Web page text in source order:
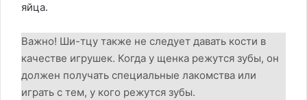
яйца.
Важно! Ши-тцу также не следует давать кости в
качестве игрушек. Когда у щенка режутся зубы, он
должен получать специальные лакомства или
играть с тем, у кого режутся зубы.